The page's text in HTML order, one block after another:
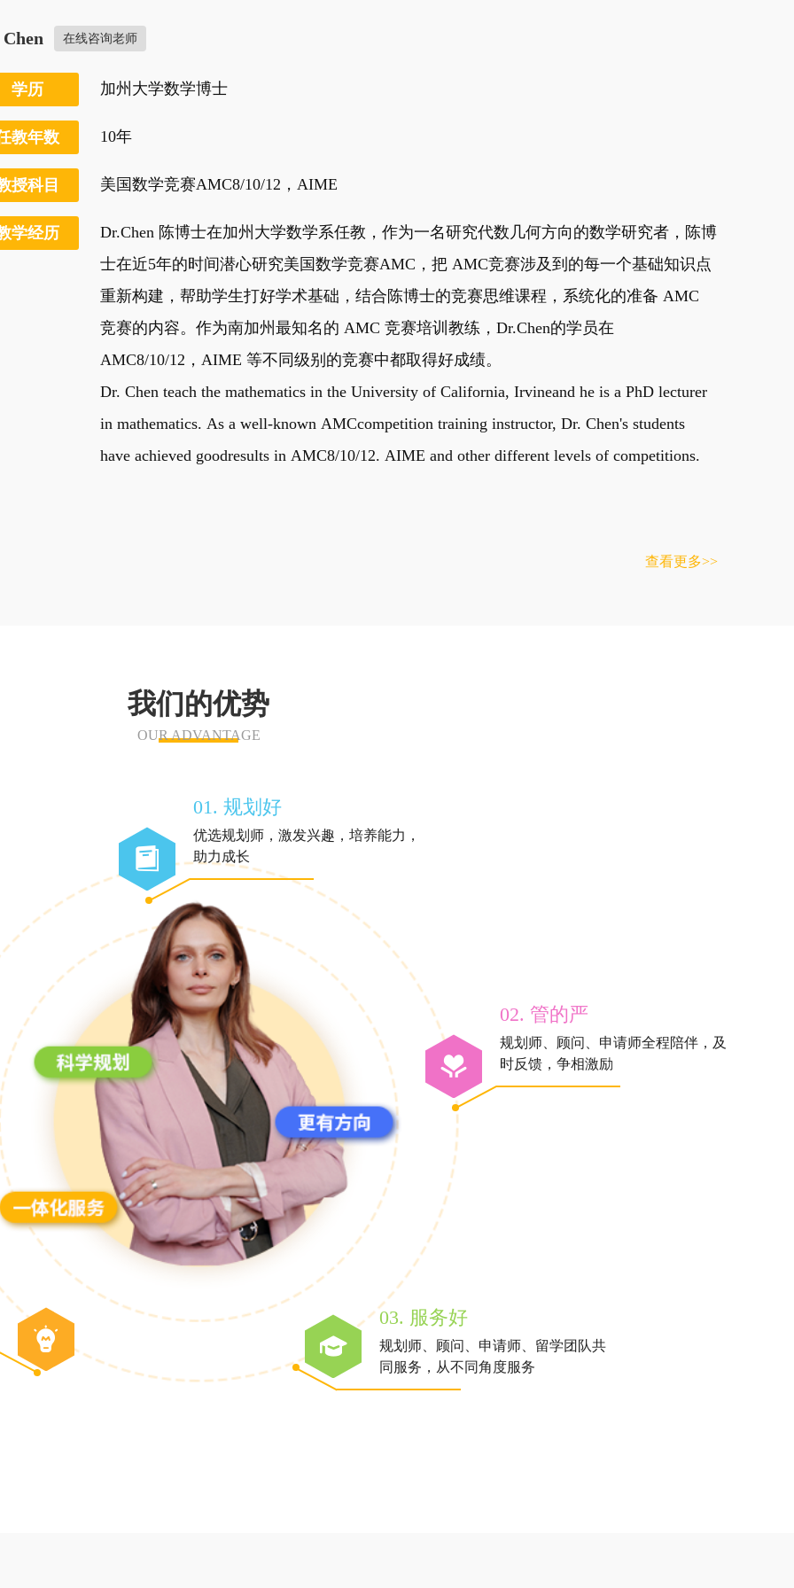
在线咨询老师
学历 加州大学数学博士
教年数 10年
授科目 美国数学竞赛AMC8/10/12，AIME
学经历
Dr.Chen 陈博士在加州大学数学系任教，作为一名研究代数几何方向的数学研究者，陈博
士在近5年的时间潜心研究美国数学竞赛AMC，把 AMC竞赛涉及到的每一个基础知识点
重新构建，帮助学生打好学术基础，结合陈博士的竞赛思维课程，系统化的准备 AMC
竞赛的内容。作为南加州最知名的 AMC 竞赛培训教练，Dr.Chen的学员在
AMC8/10/12，AIME 等不同级别的竞赛中都取得好成绩。
Dr. Chen teach the mathematics in the University of California, Irvineand he is a PhD lecturer
in mathematics. As a well-known AMCcompetition training instructor, Dr. Chen's students
have achieved goodresults in AMC8/10/12. AIME and other different levels of competitions.
查看更多
我们的优势
OUR ADVANTAGE
01. 规划好
优选规划师，激发兴趣，培养能力，
助力成长
02. 管的严
规划师、顾问、申请师全程陪伴，及
时反馈，争相激励
03. 服务好
规划师、顾问、申请师、留学团队共
同服务，从不同角度服务